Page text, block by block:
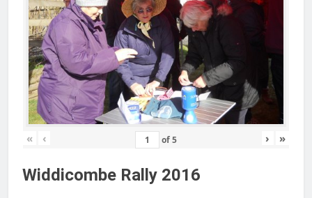
« ‹ of5 › »
Widdicombe Rally 2016